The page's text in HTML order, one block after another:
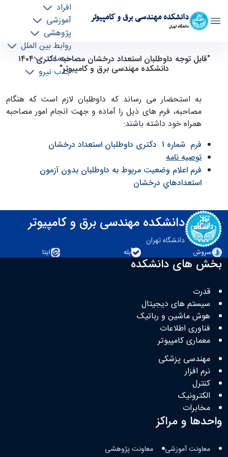
دانشکده مهندسی برق و کامپیوتر
دانشگاه تهران
افراد
آموزشی
پژوهشی
روابط بین الملل
خدمات
جذب نیرو
قابل توجه داوطلبان استعداد درخشان مصاحبه
دکتری ١٤٠٤ دانشکده مهندسی برق و کامپیوتر -
"قابل توجه داوطلبان استعداد درخشان مصاحبه دکتری ١٤٠٤
دانشکده مهندسی برق و کامپیوتر"
به استحضار می رساند که داوطلبان لازم است که هنگام
مصاحبه، فرم های ذیل را آماده و جهت انجام امور مصاحبه
همراه خود داشته باشند:
فرم شماره 1 دکتری داوطلبان استعداد درخشان
توصیه نامه
فرم اعلام وضعيت مربوط به داوطلبان بدون آزمون
استعدادهاي درخشان
دانشکده مهندسی برق و کامپیوتر
دانشگاه تهران
سروش
بله ایتا
بخش های دانشکده
قدرت
سیستم های دیجیتال
هوش ماشین و رباتیک
فناوری اطلاعات
معماری کامپیوتر
مهندسی پزشکی
نرم افزار
کنترل
الکترونیک
مخابرات
واحدها و مراکز
معاونت آموزشی معاونت پژوهشی